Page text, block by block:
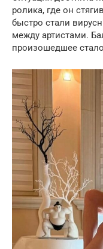
ролика, где он
быстро стали
между артистами.
произошедшее